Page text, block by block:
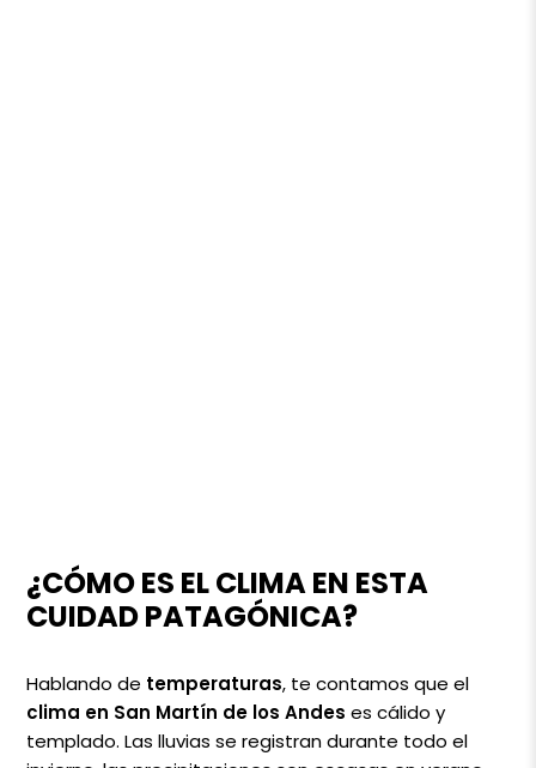
¿CÓMO ES EL CLIMA EN ESTA
CUIDAD PATAGÓNICA?
Hablando de temperaturas, te contamos que el
clima en San Martín de los Andes es cálido y
templado. Las lluvias se registran durante todo el